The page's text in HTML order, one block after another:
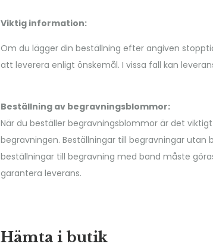
Viktig information:
Om du lägger din beställning efter angiven
att leverera enligt önskemål. I vissa fall kan
Beställning av begravningsblommor:
När du beställer begravningsblommor är det
begravningen. Beställningar till begravningar
beställningar till begravning med band måste
garantera leverans.
Hämta i butik